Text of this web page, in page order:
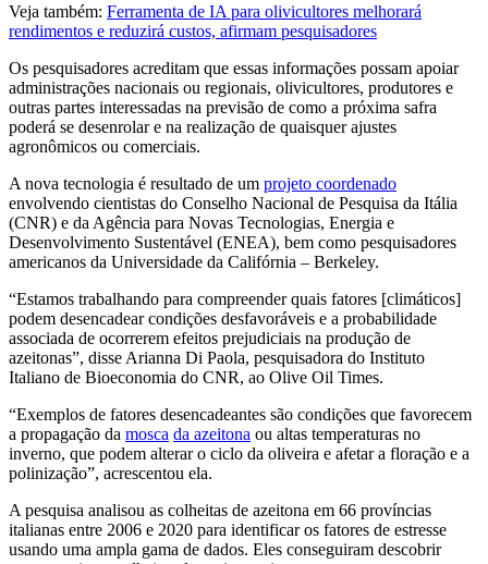
Veja também: Ferramenta de IA para olivicultores melhorará
rendimentos e reduzirá custos, afirmam pesquisadores
Os pesquisadores acreditam que essas informações possam apoiar
administrações nacionais ou regionais, olivicultores, produtores e
outras partes interessadas na previsão de como a próxima safra
poderá se desenrolar e na realização de quaisquer ajustes
agronômicos ou comerciais.
A nova tecnologia é resultado de um projeto coordenado
envolvendo cientistas do Conselho Nacional de Pesquisa da Itália
(CNR) e da Agência para Novas Tecnologias, Energia e
Desenvolvimento Sustentável (ENEA), bem como pesquisadores
americanos da Universidade da Califórnia – Berkeley.
“Estamos trabalhando para compreender quais fatores [climáticos]
podem desencadear condições desfavoráveis e a probabilidade
associada de ocorrerem efeitos prejudiciais na produção de
azeitonas”, disse Arianna Di Paola, pesquisadora do Instituto
Italiano de Bioeconomia do CNR, ao Olive Oil Times.
“Exemplos de fatores desencadeantes são condições que favorecem
a propagação da mosca da azeitona ou altas temperaturas no
inverno, que podem alterar o ciclo da oliveira e afetar a floração e a
polinização”, acrescentou ela.
A pesquisa analisou as colheitas de azeitona em 66 províncias
italianas entre 2006 e 2020 para identificar os fatores de estresse
usando uma ampla gama de dados. Eles conseguiram descobrir